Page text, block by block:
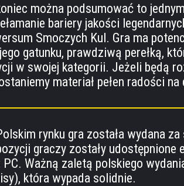
można podsumować to
bariery jakości
Smoczych Kul. Gra ma
gatunku, prawdziwą perełką,
w swojej kategorii. Jeżeli będą
materiał pełen radości na
rynku gra została wydana
graczy zostały udostępnione
PC. Ważną zaletą polskiego
która wypada solidnie.